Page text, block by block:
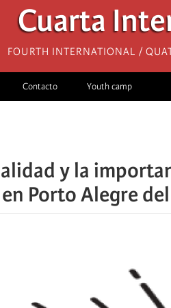
Cuarta
Fourth International /
Contacto Youth camp
y la
Porto Alegre